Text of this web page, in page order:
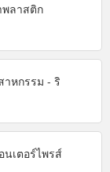
พลาสติก
หกรรม - ริ
เตอร์ไพรส์